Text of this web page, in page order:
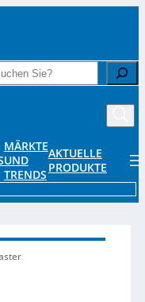
MÄRKTE
UND
TRENDS
AKTUELLE
PRODUKTE